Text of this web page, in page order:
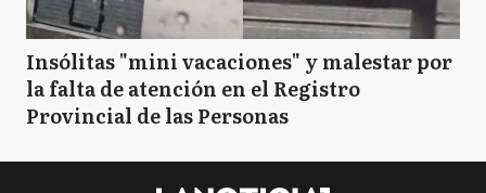
Insólitas "mini vacaciones" y malestar por
la falta de atención en el Registro
Provincial de las Personas